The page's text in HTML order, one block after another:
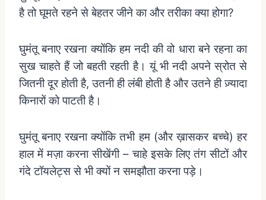
है तो घूमते रहने से बेहतर जीने का और तरीका क्या होगा?
घुमंतू बनाए रखना क्योंकि हम नदी की वो धारा बने रहना का
सुख चाहते हैं जो बहती रहती है। यूं भी नदी अपने स्रोत से
जितनी दूर होती है,उतनी ही लंबी होती है और उतने ही ज़्यादा
किनारों को पाटती है।
घुमंतू बनाए रखना क्योंकि तभी हम(और ख़ासकर बच्चे)हर
हाल में मज़ा करना सीखेंगी–चाहे इसके लिए तंग सीटों और
गंदे टॉयलेट्स से भी क्यों न समझौता करना पड़े।